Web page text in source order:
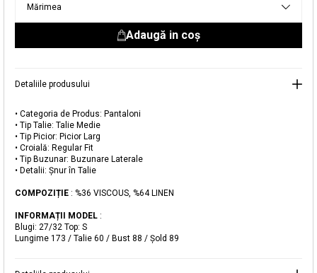
Mărimea
Adaugă in coş
Detaliile produsului
• Categoria de Produs: Pantaloni
• Tip Talie: Talie Medie
• Tip Picior: Picior Larg
• Croială: Regular Fit
• Tip Buzunar: Buzunare Laterale
• Detalii: Șnur în Talie
COMPOZIȚIE : %36 VISCOUS, %64 LINEN
INFORMAȚII MODEL :
Blugi: 27/32 Top: S
Lungime 173 / Talie 60 / Bust 88 / Şold 89
Magazinele noastre
Puteți ajunge la magazinul KOTON pe care îl căutați
selectând informațiile despre țară și oraș.
Selecteaza țaraCând produsul revine în stoc, vă
Adăugat în coș